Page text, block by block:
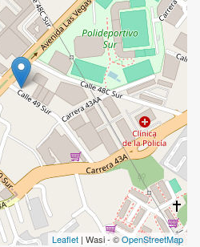
Leaflet | Wasi - ©OpenStreetMap